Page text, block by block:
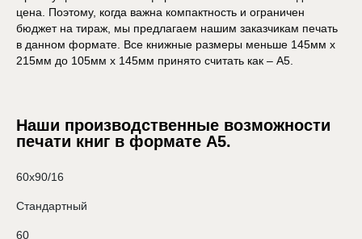
цена. Поэтому, когда важна компактность и ограничен
бюджет на тираж, мы предлагаем нашим заказчикам печать
в данном формате. Все книжные размеры меньше 145мм х
215мм до 105мм х 145мм принято считать как – А5.
Наши производственные возможности
печати книг в формате А5.
60х90/16
Стандартный
60